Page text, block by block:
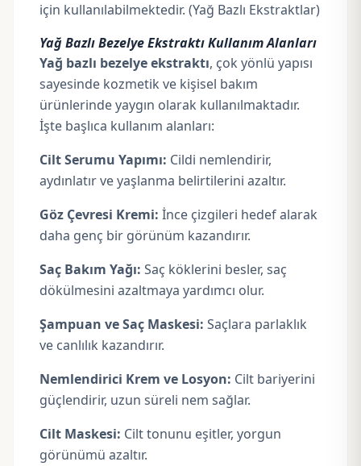
için kullanılabilmektedir. (Yağ Bazlı Ekstraktlar)
Yağ Bazlı Bezelye Ekstraktı Kullanım Alanları
Yağ bazlı bezelye ekstraktı, çok yönlü yapısı
sayesinde kozmetik ve kişisel bakım
ürünlerinde yaygın olarak kullanılmaktadır.
İşte başlıca kullanım alanları:
Cilt Serumu Yapımı: Cildi nemlendirir,
aydınlatır ve yaşlanma belirtilerini azaltır.
Göz Çevresi Kremi: İnce çizgileri hedef alarak
daha genç bir görünüm kazandırır.
Saç Bakım Yağı: Saç köklerini besler, saç
dökülmesini azaltmaya yardımcı olur.
Şampuan ve Saç Maskesi: Saçlara parlaklık
ve canlılık kazandırır.
Nemlendirici Krem ve Losyon: Cilt bariyerini
güçlendirir, uzun süreli nem sağlar.
Cilt Maskesi: Cilt tonunu eşitler, yorgun
görünümü azaltır.